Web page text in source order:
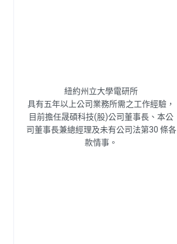
紐約州立大學電研所
具有五年以上公司業務所需之工作經驗，
目前擔任晟碩科技(股)公司董事長、本公
司董事長兼總經理及未有公司法第30 條各
款情事。